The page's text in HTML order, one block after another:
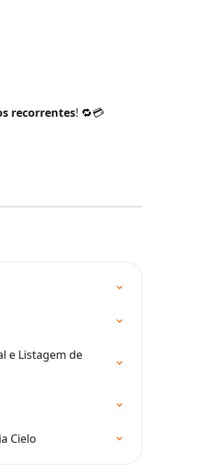
recorrentes! 🔁💳
e Listagem de
Cielo